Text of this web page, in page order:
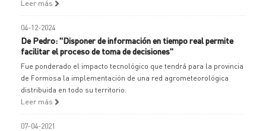
Leer más
04-12-2024
De Pedro: "Disponer de información en tiempo real permite
facilitar el proceso de toma de decisiones"
Fue ponderado el impacto tecnológico que tendrá para la provincia
de Formosa la implementación de una red agrometeorológica
distribuida en todo su territorio.
Leer más
07-04-2021